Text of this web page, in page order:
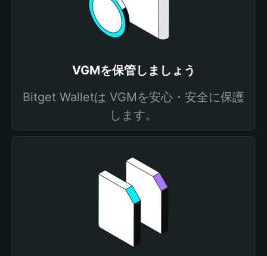
VGMを保管しましょう
Bitget Walletは VGMを安心・安全に保護
します。